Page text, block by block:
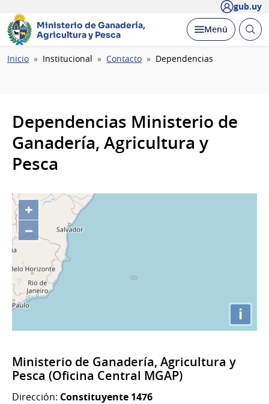
gub.uy
Ministerio de Ganadería,
Agricultura y Pesca
Desplegar
Menú Abrir
Ruta
Inicio Institucional Contacto Dependencias
Dependencias Ministerio de
Ganadería, Agricultura y
Pesca
+
−
i
Ministerio de Ganadería, Agricultura y
Pesca (Oficina Central MGAP)
Dirección: Constituyente 1476